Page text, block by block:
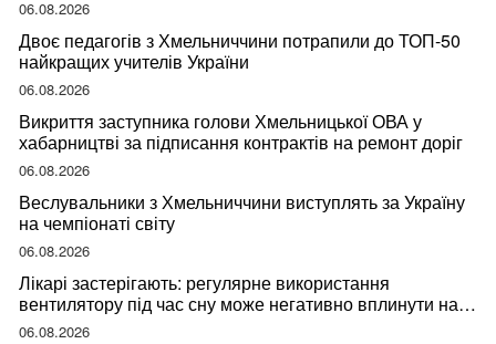
06.08.2026
Двоє педагогів з Хмельниччини потрапили до ТОП-50
найкращих учителів України
06.08.2026
Викриття заступника голови Хмельницької ОВА у
хабарництві за підписання контрактів на ремонт доріг
06.08.2026
Веслувальники з Хмельниччини виступлять за Україну
на чемпіонаті світу
06.08.2026
Лікарі застерігають: регулярне використання
вентилятору під час сну може негативно вплинути на
ваше здоров’я
06.08.2026